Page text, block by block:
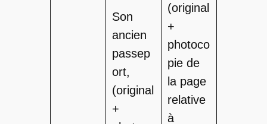
Son
ancien
passep
ort,
(original
+
(original
+
photoco
pie de
la page
relative
à